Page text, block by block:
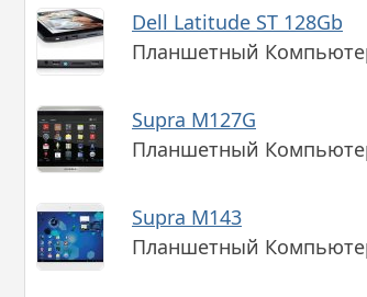
Dell Latitude ST 128Gb
Планшетный
Supra M127G
Планшетный
Supra M143
Планшетный